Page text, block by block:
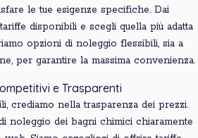
le tue esigenze specifiche. Dai
disponibili e scegli quella più adatta
opzioni di noleggio flessibili, sia a
per garantire la massima convenienza.
e Trasparenti
crediamo nella trasparenza dei prezzi.
noleggio dei bagni chimici chiaramente